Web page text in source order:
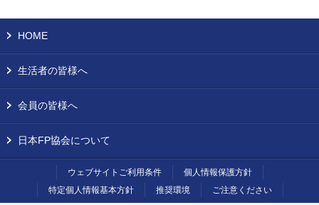
HOME
生活者の皆様へ
会員の皆様へ
日本FP協会について
ウェブサイトご利用条件
個人情報保護方針
特定個人情報基本方針
推奨環境 ご注意ください